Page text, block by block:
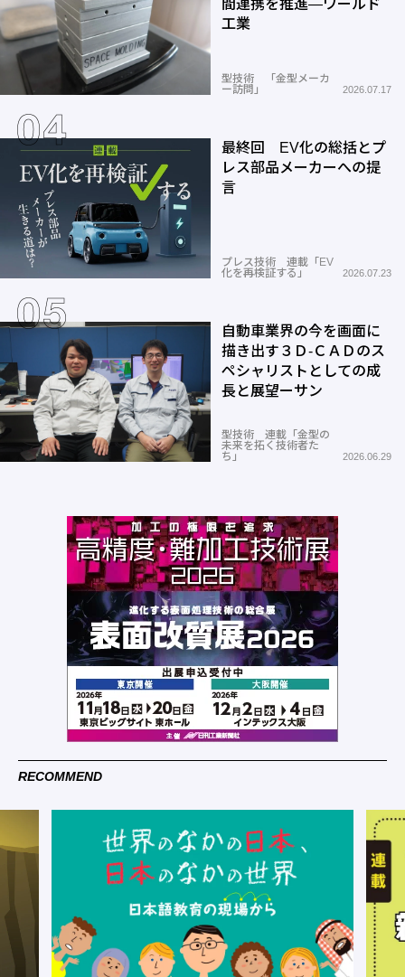
間連携を推進―ワールド
工業
型技術 「金型メーカ
ー訪問」
2026.07.17
最終回 EV化の総括とプ
レス部品メーカーへの提
言
プレス技術 連載「EV
化を再検証する」
2026.07.23
自動車業界の今を画面に
描き出す３Ｄ-ＣＡＤのス
ペシャリストとしての成
長と展望ーサン
型技術 連載「金型の
未来を拓く技術者た
ち」
2026.06.29
RECOMMEND